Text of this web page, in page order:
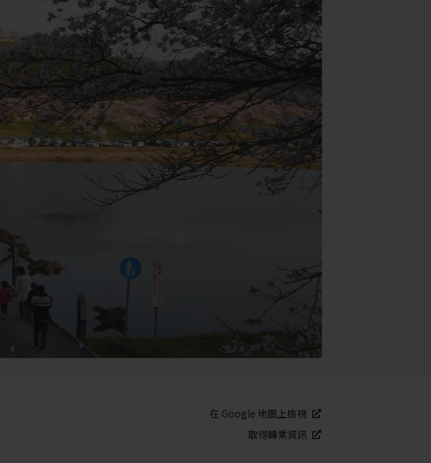
在 Google 地圖上檢視
取得轉乘資訊